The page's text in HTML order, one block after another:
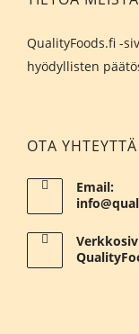
QualityFoods.fi -
hyödyllisten
OTA YHTEYTTÄ
Email: